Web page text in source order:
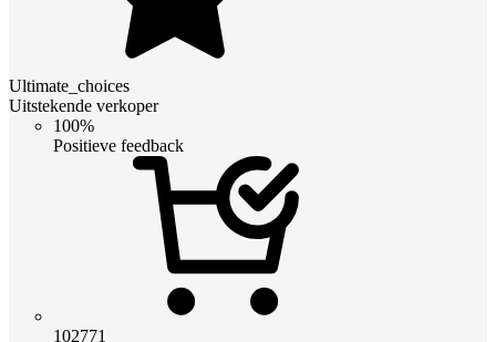
Ultimate_choices
Uitstekende verkoper
100%
Positieve feedback
102771